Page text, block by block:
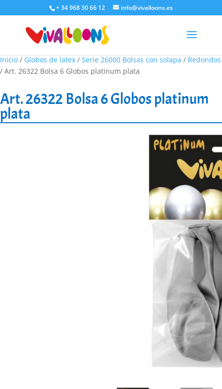
+ 34 968 30 66 12 info@vivalloons.es
Inicio / Globos de latex / Serie 26000 Bolsas con solapa / Redondos
/ Art. 26322 Bolsa 6 Globos platinum plata
Art. 26322 Bolsa 6 Globos platinum
plata